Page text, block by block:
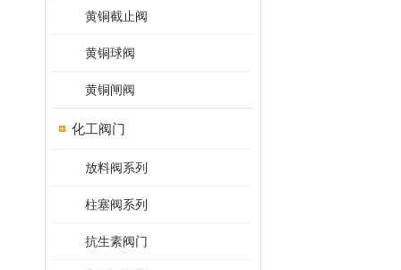
黄铜截止阀
黄铜球阀
黄铜闸阀
化工阀门
放料阀系列
柱塞阀系列
抗生素阀门